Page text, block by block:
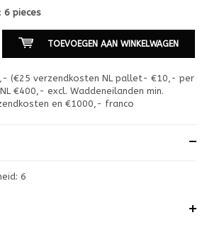
6 pieces
TOEVOEGEN AAN WINKELWAGEN
(€25 verzendkosten NL pallet- €10,- per
€400,- excl. Waddeneilanden min.
en €1000,- franco
6